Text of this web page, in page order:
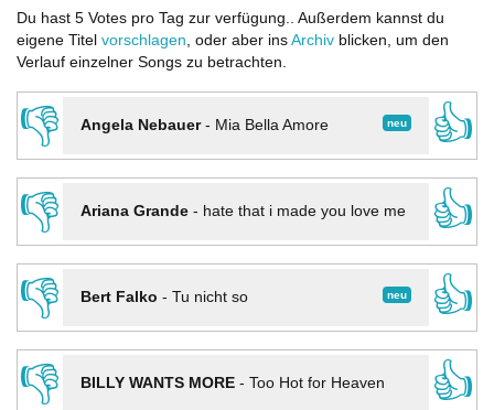
Du hast 5 Votes pro Tag zur verfügung.. Außerdem kannst du
eigene Titel vorschlagen, oder aber ins Archiv blicken, um den
Verlauf einzelner Songs zu betrachten.
👎 neu
Angela Nebauer- Mia Bella Amore
👍
👎
Ariana Grande- hate that i made you love me
👍
👎
neu
Bert Falko - Tu nicht so
👍
👎
BILLY WANTS MORE- Too Hot for Heaven
👍